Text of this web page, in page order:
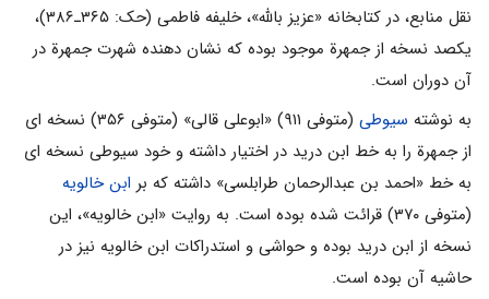
نقل منابع، در کتابخانه «عزیز باللّه»، خلیفه فاطمی (حک: ۳۶۵ـ۳۸۶)،
یکصد نسخه از جمهرة موجود بوده که نشان دهنده شهرت جمهرة در
آن دوران است.
به نوشته سیوطی
(متوفی ۹۱۱) «ابوعلی قالی» (متوفی ۳۵۶) نسخه ای
از جمهرة را به خط ابن درید در اختیار داشته و خود سیوطی نسخه ای
به خط «احمد بن عبدالرحمان طرابلسی» داشته که بر ابن خالویه
(متوفی ۳۷۰) قرائت شده بوده است. به روایت «ابن خالویه»، این
نسخه از ابن درید بوده و حواشی و استدراکات ابن خالویه نیز در
حاشیه آن بوده است.